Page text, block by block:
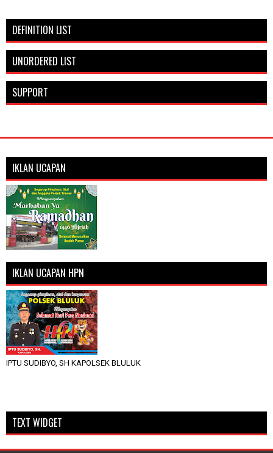
DEFINITION LIST
UNORDERED LIST
SUPPORT
IKLAN UCAPAN
IKLAN UCAPAN HPN
IPTU SUDIBYO, SH KAPOLSEK BLULUK
TEXT WIDGET